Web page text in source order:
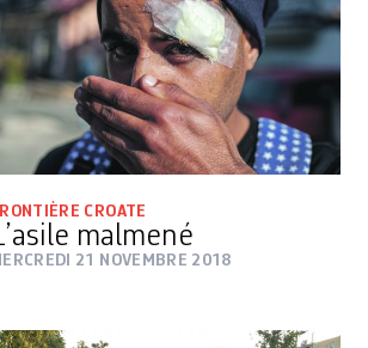
CROATE
malmené
21 NOVEMBRE 2018